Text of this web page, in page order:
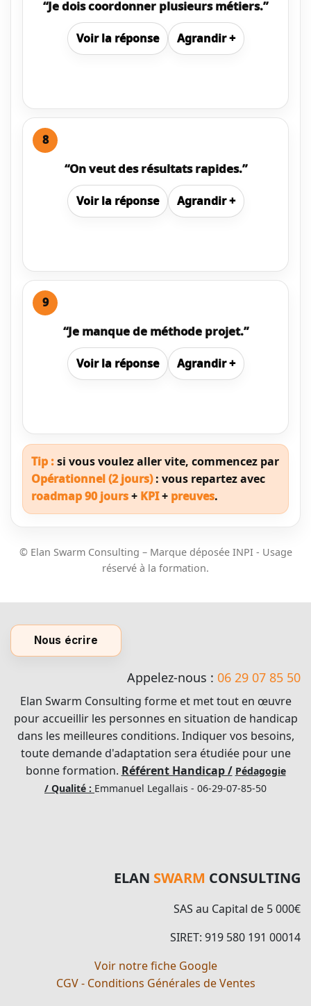
“Je dois coordonner plusieurs métiers.”
Voirla réponse Agrandir+
8
“On veut des résultats rapides.”
Voirla réponse Agrandir+
9
“Je manque de méthode projet.”
Voirla réponse Agrandir+
Tip :si vous voulez aller vite, commencez par
Opérationnel (2 jours): vous repartez avec
roadmap 90 jours+ KPI+ preuves.
© Elan Swarm Consulting – Marque déposée INPI - Usage
réservé à la formation.
Nous écrire
Appelez-nous : 06 29 07 85 50
Elan Swarm Consulting forme et met tout en œuvre
pour accueillir les personnes en situation de handicap
dans les meilleures conditions. Indiquer vos besoins,
toute demande d'adaptation sera étudiée pour une
bonne formation. Référent Handicap / Pédagogie
/ Qualité : Emmanuel Legallais - 06-29-07-85-50
ELAN SWARM CONSULTING
SAS au Capital de 5 000€
SIRET: 919 580 191 00014
Voir notre fiche Google
CGV - Conditions Générales de Ventes